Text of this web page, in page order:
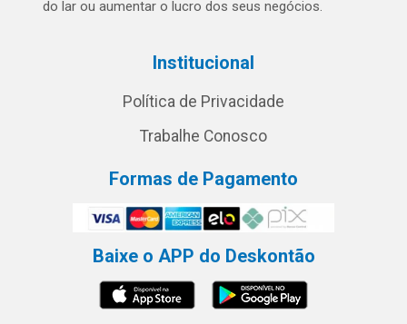
do lar ou aumentar o lucro dos seus negócios.
Institucional
Política de Privacidade
Trabalhe Conosco
Formas de Pagamento
Baixe o APP do Deskontão